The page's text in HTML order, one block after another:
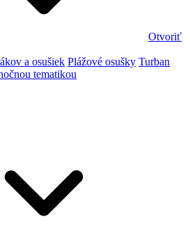
Otvoriť
a osušiek Plážové osušky Turban
tematikou